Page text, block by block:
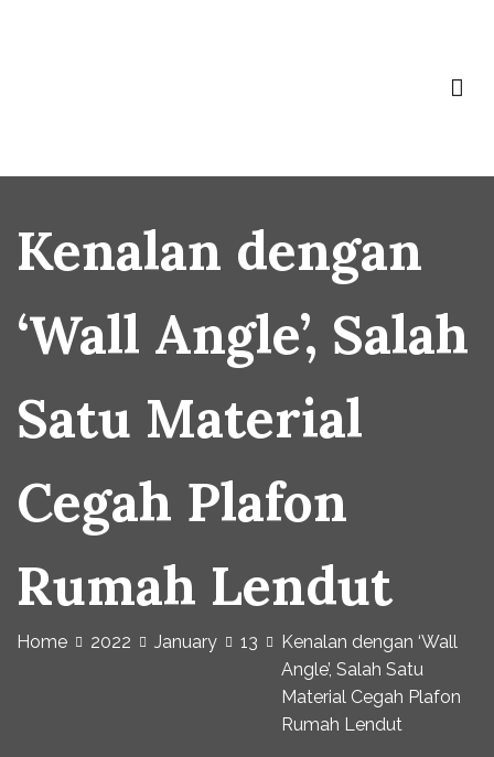
Baja Ringan Vivo
Website Baja Ringan Vivo
Kenalan dengan
‘Wall Angle’, Salah
Satu Material
Cegah Plafon
Rumah Lendut
Home 2022 January 13
Kenalan dengan ‘Wall
Angle’, Salah Satu
Material Cegah Plafon
Rumah Lendut